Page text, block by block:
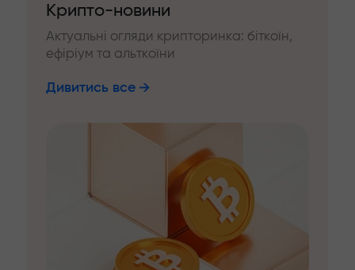
Крипто-новини
Актуальні огляди крипторинка: біткоїн,
ефіріум та альткоїни
Дивитись все